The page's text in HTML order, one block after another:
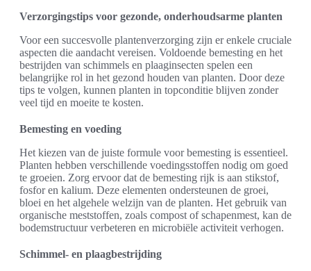
Verzorgingstips voor gezonde, onderhoudsarme planten
Voor een succesvolle plantenverzorging zijn er enkele cruciale
aspecten die aandacht vereisen. Voldoende bemesting en het
bestrijden van schimmels en plaaginsecten spelen een
belangrijke rol in het gezond houden van planten. Door deze
tips te volgen, kunnen planten in topconditie blijven zonder
veel tijd en moeite te kosten.
Bemesting en voeding
Het kiezen van de juiste formule voor bemesting is essentieel.
Planten hebben verschillende voedingsstoffen nodig om goed
te groeien. Zorg ervoor dat de bemesting rijk is aan stikstof,
fosfor en kalium. Deze elementen ondersteunen de groei,
bloei en het algehele welzijn van de planten. Het gebruik van
organische meststoffen, zoals compost of schapenmest, kan de
bodemstructuur verbeteren en microbiële activiteit verhogen.
Schimmel- en plaagbestrijding